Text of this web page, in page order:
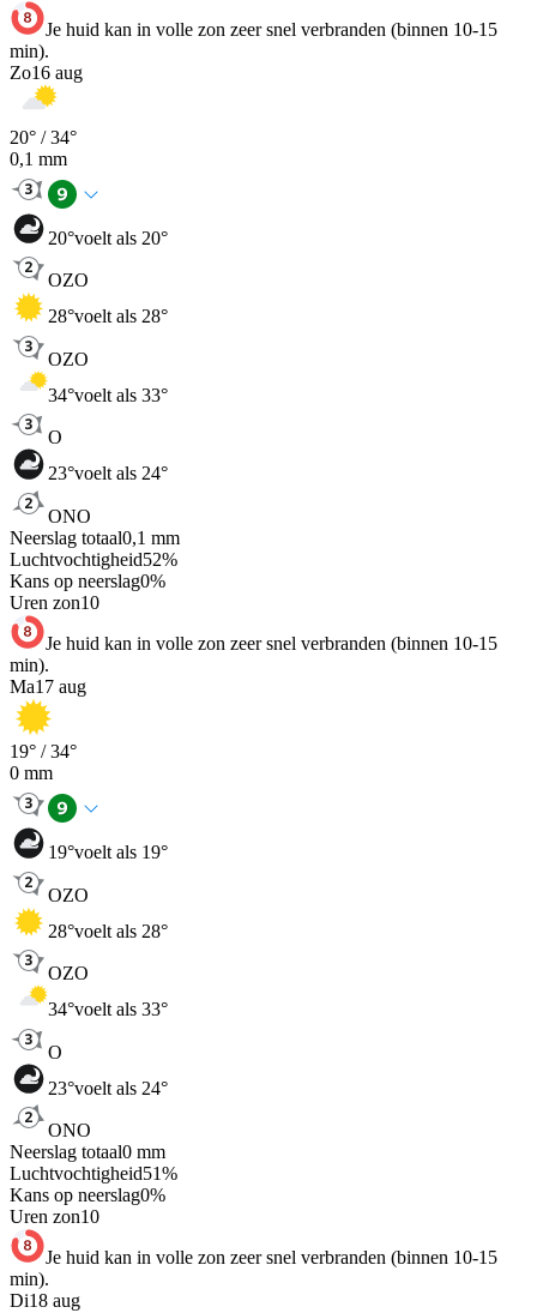
Je huid kan in volle zon zeer snel verbranden (binnen 10-15
min).
Zo16 aug
20° /34°
0,1 mm
20°voelt als 20°
OZO
28°voelt als 28°
OZO
34°voelt als 33°
O
23°voelt als 24°
ONO
Neerslag totaal0,1 mm
Luchtvochtigheid52%
Kans op neerslag0%
Uren zon10
Je huid kan in volle zon zeer snel verbranden (binnen 10-15
min).
Ma17 aug
19° /34°
0 mm
19°voelt als 19°
OZO
28°voelt als 28°
OZO
34°voelt als 33°
O
23°voelt als 24°
ONO
Neerslag totaal0 mm
Luchtvochtigheid51%
Kans op neerslag0%
Uren zon10
Je huid kan in volle zon zeer snel verbranden (binnen 10-15
min).
Di18 aug